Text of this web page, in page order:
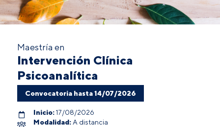
Maestría en
Intervención Clínica
Psicoanalítica
Convocatoria hasta 14/07/2026
Inicio:17/08/2026
Modalidad: A distancia